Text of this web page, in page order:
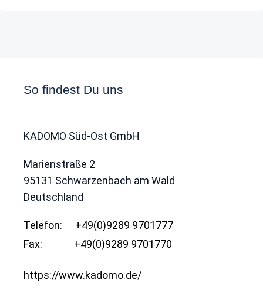
So findest Du uns
KADOMO Süd-Ost GmbH
Marienstraße 2
95131 Schwarzenbach am Wald
Deutschland
Telefon:
+49(0)9289 9701777
Fax:
+49(0)9289 9701770
https://www.kadomo.de/